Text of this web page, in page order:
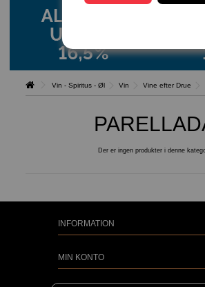
Vin - Spiritus - Øl Vin Vine efter Drue
Der er ingen produkter i denne
INFORMATION
MIN KONTO